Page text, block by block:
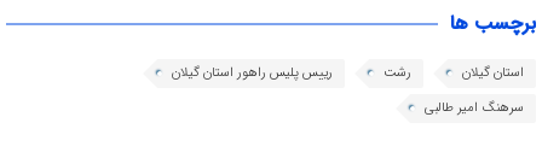
برچسب ها
استان گیلان رشت
رییس پلیس راهور استان گیلان
سرهنگ امیر طالبی